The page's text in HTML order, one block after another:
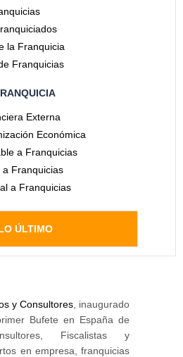
la Franquicia
Franquicias
Externa
Económica
a Franquicias
Franquicias
a Franquicias
ÚLTIMO
y Consultores , inaugurado
Bufete en España de
Fiscalistas y
en empresa, franquicias